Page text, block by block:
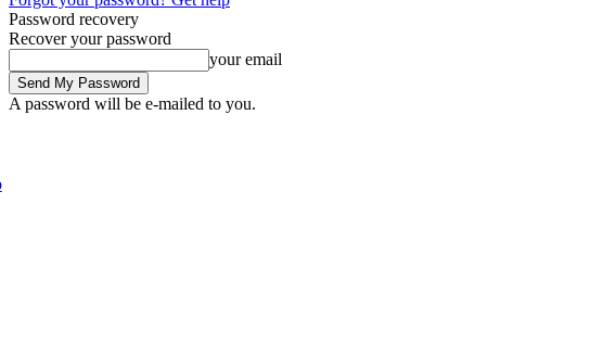
Password recovery
Recover your password
your email
A password will be e-mailed to you.